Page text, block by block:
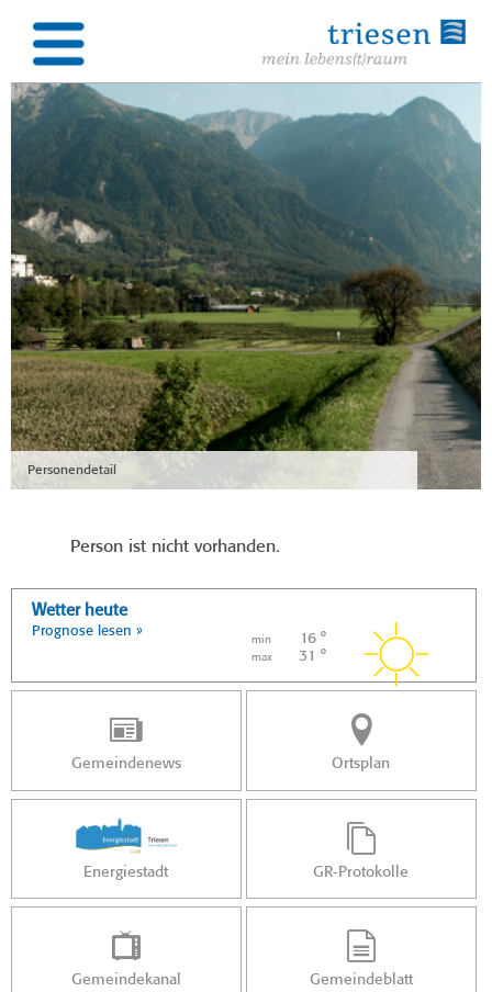
Personendetail
Person ist nicht vorhanden.
Wetter heute
Prognose lesen »
min 16 °
max 31 °
Gemeindenews Ortsplan
Energiestadt GR-Protokolle
Gemeindekanal Gemeindeblatt